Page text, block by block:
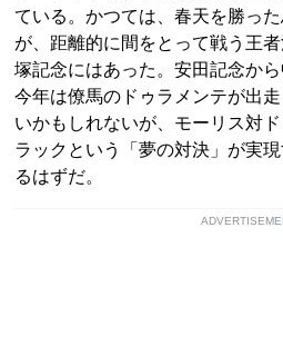
ている。かつては、春天を勝っ
が、距離的に間をとって戦う王
塚記念にはあった。安田記念から
今年は僚馬のドゥラメンテが出
いかもしれないが、モーリス対
ラックという「夢の対決」が実
るはずだ。